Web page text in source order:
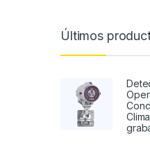
Últimos